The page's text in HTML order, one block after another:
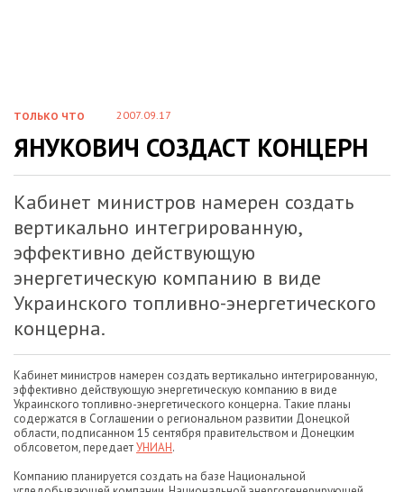
ТОЛЬКО ЧТО 2007.09.17
ЯНУКОВИЧ СОЗДАСТ КОНЦЕРН
Кабинет министров намерен создать
вертикально интегрированную,
эффективно действующую
энергетическую компанию в виде
Украинского топливно-энергетического
концерна.
Кабинет министров намерен создать вертикально интегрированную,
эффективно действующую энергетическую компанию в виде
Украинского топливно-энергетического концерна. Такие планы
содержатся в Соглашении о региональном развитии Донецкой
области, подписанном 15 сентября правительством и Донецким
облсоветом, передаетУНИАН.
Компанию планируется создать на базе Национальной